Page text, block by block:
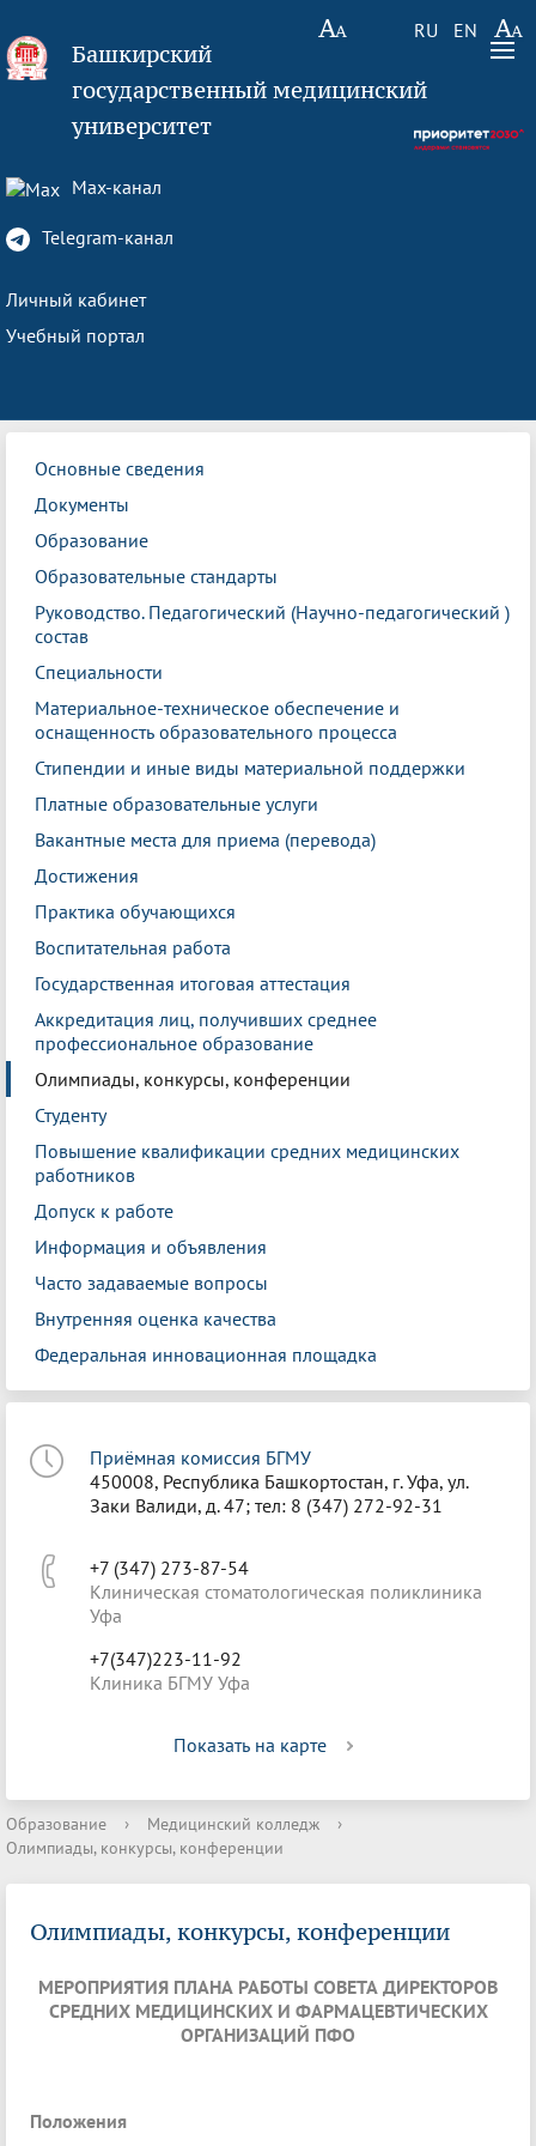
RU EN
Башкирский
государственный медицинский
университет
Max-канал
Telegram-канал
Личный кабинет
Учебный портал
Основные сведения
Документы
Образование
Образовательные стандарты
Руководство. Педагогический (Научно-педагогический )
состав
Специальности
Материальное-техническое обеспечение и
оснащенность образовательного процесса
Стипендии и иные виды материальной поддержки
Платные образовательные услуги
Вакантные места для приема (перевода)
Достижения
Практика обучающихся
Воспитательная работа
Государственная итоговая аттестация
Аккредитация лиц, получивших среднее
профессиональное образование
Олимпиады, конкурсы, конференции
Студенту
Повышение квалификации средних медицинских
работников
Допуск к работе
Информация и объявления
Часто задаваемые вопросы
Внутренняя оценка качества
Федеральная инновационная площадка
Приёмная комиссия БГМУ
450008, Республика Башкортостан, г. Уфа, ул.
Заки Валиди, д. 47; тел: 8 (347) 272-92-31
+7 (347) 273-87-54
Клиническая стоматологическая поликлиника
Уфа
+7(347)223-11-92
Клиника БГМУ Уфа
Показать на карте
Образование › Медицинский колледж
›
Олимпиады, конкурсы, конференции
Олимпиады, конкурсы, конференции
МЕРОПРИЯТИЯ ПЛАНА РАБОТЫ СОВЕТА ДИРЕКТОРОВ
СРЕДНИХ МЕДИЦИНСКИХ И ФАРМАЦЕВТИЧЕСКИХ
ОРГАНИЗАЦИЙ ПФО
Положения